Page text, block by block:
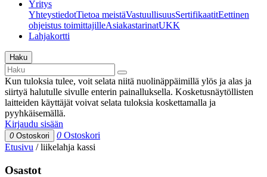
Yritys
YhteystiedotTietoa meistäVastuullisuusSertifikaatitEettinen
ohjeistus toimittajilleAsiakastarinatUKK
Lahjakortti
Haku
Kun tuloksia tulee, voit selata niitä nuolinäppäimillä ylös ja alas ja
siirtyä halutulle sivulle enterin painalluksella. Kosketusnäytöllisten
laitteiden käyttäjät voivat selata tuloksia koskettamalla ja
pyyhkäisemällä.
Kirjaudu sisään
0 Ostoskori 0 Ostoskori
Etusivu /liikelahja kassi
Osastot